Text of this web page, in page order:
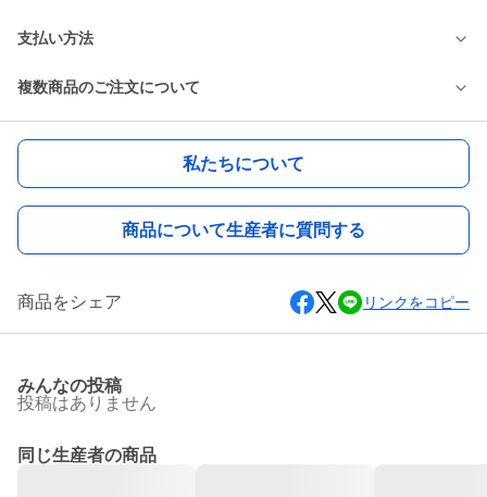
支払い方法
複数商品のご注文について
私たちについて
商品について生産者に質問する
商品をシェア リンクをコピー
みんなの投稿
投稿はありません
同じ生産者の商品